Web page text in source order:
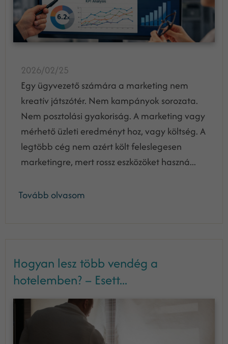
2026/02/25
Egy ügyvezető számára a marketing nem
kreatív játszótér. Nem kampányok sorozata.
Nem posztolási gyakoriság. A marketing vagy
mérhető üzleti eredményt hoz, vagy költség. A
legtöbb cég nem azért költ feleslegesen
marketingre, mert rossz eszközöket haszná...
Tovább olvasom
Hogyan lesz több vendég a
hotelemben? – Esett...